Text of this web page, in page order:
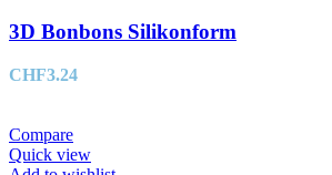
3D Bonbons Silikonform
CHF3.24
Compare
Quick view